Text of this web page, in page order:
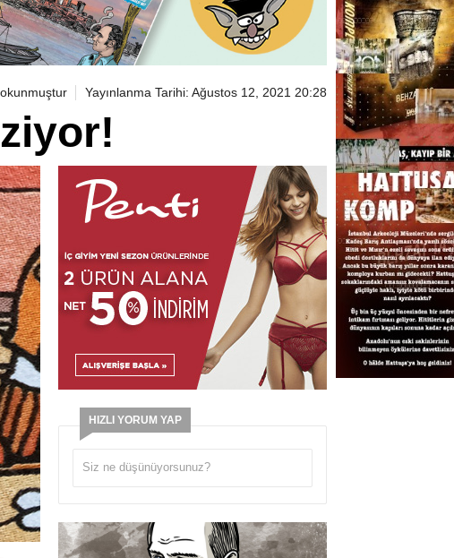
Yayınlanma Tarihi: Ağustos 12, 2021 20:28
HIZLI YORUM YAP